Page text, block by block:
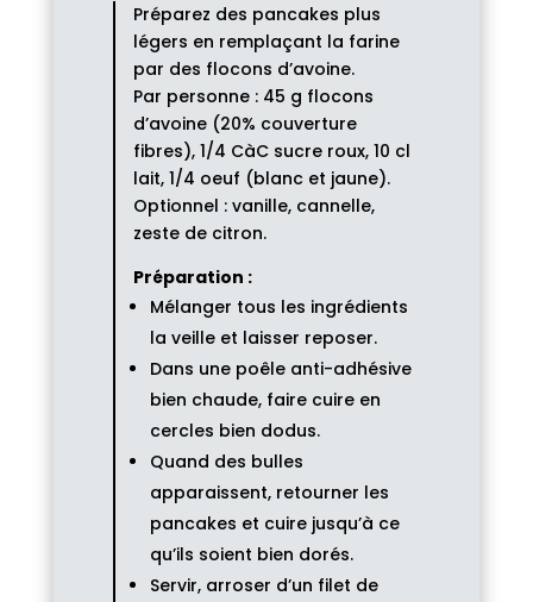
Préparez des pancakes plus
légers en remplaçant la farine
par des flocons d’avoine.
Par personne : 45 g flocons
d’avoine (20% couverture
fibres), 1/4 CàC sucre roux, 10 cl
lait, 1/4 oeuf (blanc et jaune).
Optionnel : vanille, cannelle,
zeste de citron.
Préparation :
Mélanger tous les ingrédients
la veille et laisser reposer.
Dans une poêle anti-adhésive
bien chaude, faire cuire en
cercles bien dodus.
Quand des bulles
apparaissent, retourner les
pancakes et cuire jusqu’à ce
qu’ils soient bien dorés.
Servir, arroser d’un filet de